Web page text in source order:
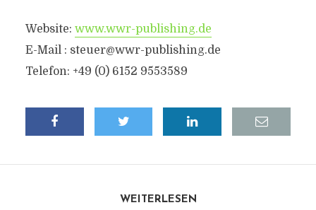
Website: www.wwr-publishing.de
E-Mail : steuer@wwr-publishing.de
Telefon: +49 (0) 6152 9553589
WEITERLESEN